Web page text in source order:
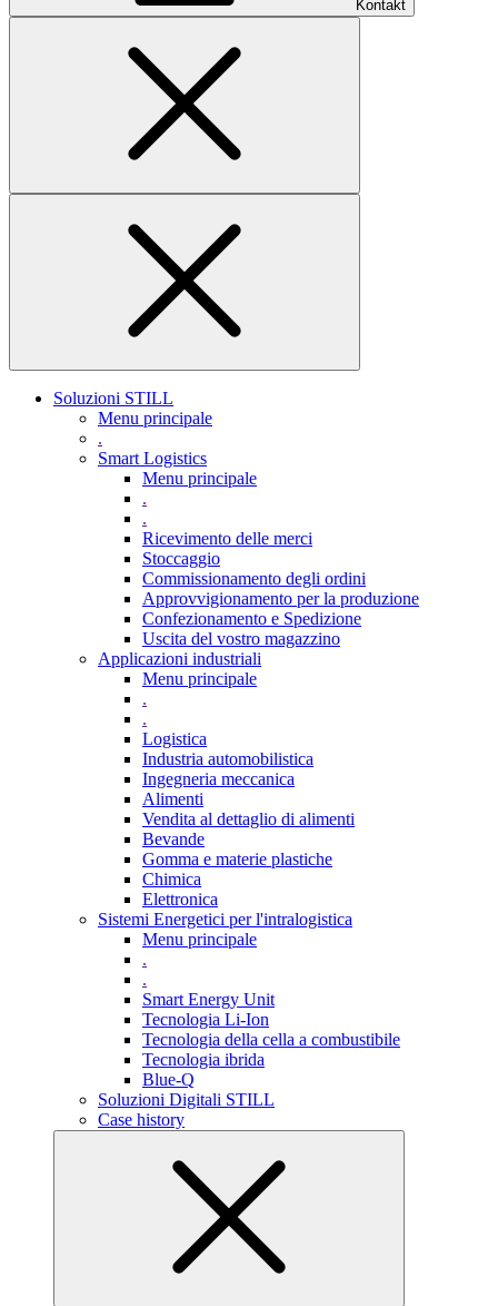
Kontakt
Soluzioni STILL
Menu principale
.
Smart Logistics
Menu principale
.
.
Ricevimento delle merci
Stoccaggio
Commissionamento degli ordini
Approvvigionamento per la produzione
Confezionamento e Spedizione
Uscita del vostro magazzino
Applicazioni industriali
Menu principale
.
.
Logistica
Industria automobilistica
Ingegneria meccanica
Alimenti
Vendita al dettaglio di alimenti
Bevande
Gomma e materie plastiche
Chimica
Elettronica
Sistemi Energetici per l'intralogistica
Menu principale
.
.
Smart Energy Unit
Tecnologia Li-Ion
Tecnologia della cella a combustibile
Tecnologia ibrida
Blue-Q
Soluzioni Digitali STILL
Case history